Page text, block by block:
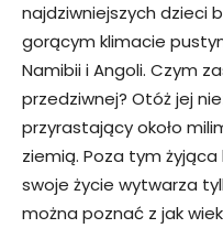
najdziwniejszych dzieci
gorącym klimacie
Namibii i Angoli. Czym
przedziwnej? Otóż jej
przyrastający około
ziemią. Poza tym
swoje życie wytwarza
można poznać z jak